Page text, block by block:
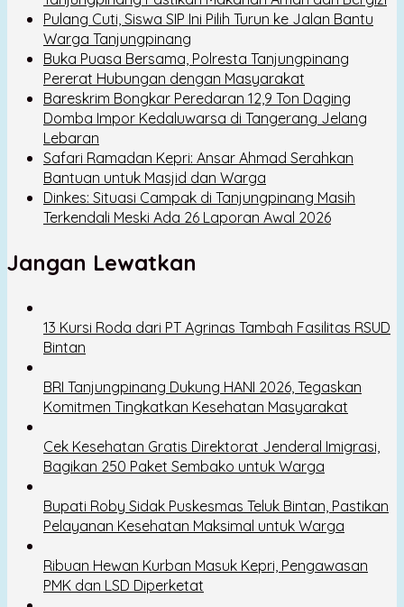
Pulang Cuti, Siswa SIP Ini Pilih Turun ke Jalan Bantu
Warga Tanjungpinang
Buka Puasa Bersama, Polresta Tanjungpinang
Pererat Hubungan dengan Masyarakat
Bareskrim Bongkar Peredaran 12,9 Ton Daging
Domba Impor Kedaluwarsa di Tangerang Jelang
Lebaran
Safari Ramadan Kepri: Ansar Ahmad Serahkan
Bantuan untuk Masjid dan Warga
Dinkes: Situasi Campak di Tanjungpinang Masih
Terkendali Meski Ada 26 Laporan Awal 2026
Jangan Lewatkan
13 Kursi Roda dari PT Agrinas Tambah Fasilitas RSUD
Bintan
BRI Tanjungpinang Dukung HANI 2026, Tegaskan
Komitmen Tingkatkan Kesehatan Masyarakat
Cek Kesehatan Gratis Direktorat Jenderal Imigrasi,
Bagikan 250 Paket Sembako untuk Warga
Bupati Roby Sidak Puskesmas Teluk Bintan, Pastikan
Pelayanan Kesehatan Maksimal untuk Warga
Ribuan Hewan Kurban Masuk Kepri, Pengawasan
PMK dan LSD Diperketat